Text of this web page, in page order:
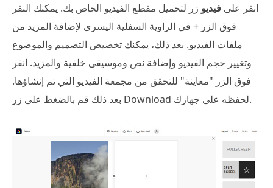
انقر على فيديو زر لتحميل مقطع الفيديو الخاص بك. يمكنك النقر
فوق الزر + في الزاوية السفلية اليسرى لإضافة المزيد من
ملفات الفيديو. بعد ذلك، يمكنك تخصيص التصميم والموضوع
وتغيير حجم الفيديو وإضافة نص وموسيقى خلفية والمزيد. انقر
فوق الزر "معاينة" للتحقق من مجمعة الفيديو التي تم إنشاؤها.
بعد ذلك قم بالضغط على زر Download لحفظه على جهازك.